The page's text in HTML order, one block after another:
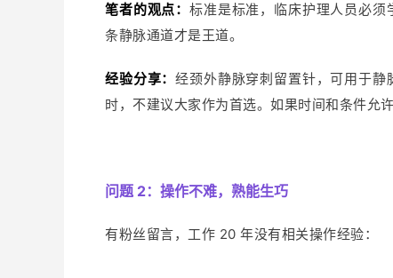
笔者的观点： 标准是标准，临床护理人员必
条静脉通道才是王道。
经验分享：经颈外静脉穿刺留置针，可用于
时，不建议大家作为首选。如果时间和条件允
问题 2：操作不难，熟能生巧
有粉丝留言，工作 20 年没有相关操作经验：